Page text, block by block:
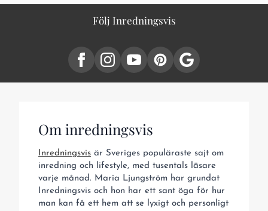
Följ Inredningsvis
Om inredningsvis
Inredningsvis är Sveriges populäraste sajt om
inredning och lifestyle, med tusentals läsare
varje månad. Maria Ljungström har grundat
Inredningsvis och hon har ett sant öga för hur
man kan få ett hem att se lyxigt och personligt